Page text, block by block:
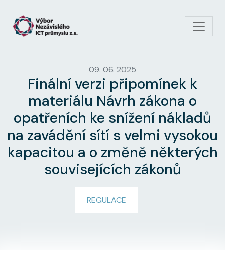
09. 06. 2025
Finální verzi připomínek k
materiálu Návrh zákona o
opatřeních ke snížení nákladů
na zavádění sítí s velmi vysokou
kapacitou a o změně některých
souvisejících zákonů
REGULACE